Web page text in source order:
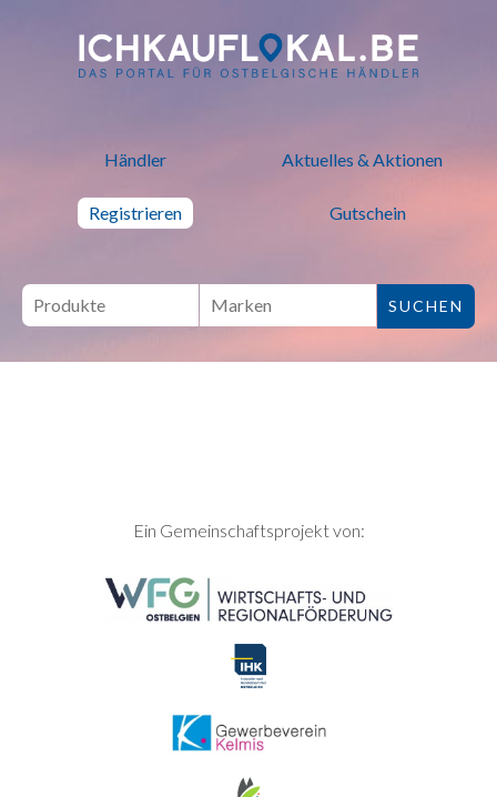
ich kauf lokal - Bei lokalen
Händler Aktuelles & Aktionen
Registrieren Gutschein
SEITENFUSSEin Gemeinschaftsprojekt von: